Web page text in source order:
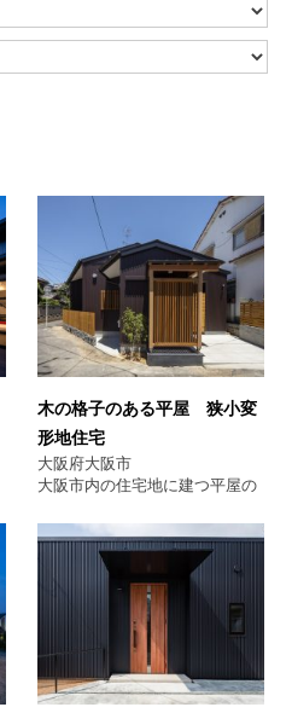
木の格子のある平屋 狭小変
形地住宅
大阪府大阪市
大阪市内の住宅地に建つ平屋の
西にかけて幅の狭い道路に面す
る不整形な角地であり、部屋と
して必要とされる矩形と屋外に
必要となるスペースのバランス
を考慮しながら、配置計画を検
討した。 道路に雁行するような
形状の建物の形状に合わせて屋
根を分けて架けることで、街並
に対して優しい佇まいとなるこ